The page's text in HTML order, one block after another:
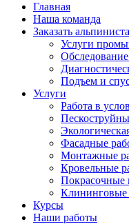
Главная
Наша команда
Заказать альпиниста
Услуги
Подъем и
Услуги
Работа в
Фасадные
Монтажные
Кровельные
Покрасочные
Клининговые
Курсы
Наши работы